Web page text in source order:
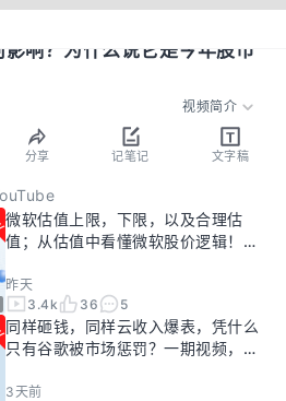
响？为什么说它是今年股市
视频简介
分享 记笔记 文字稿
微软估值上限，下限，以及合理估
值；从估值中看懂微软股价逻辑！
昨天
3.4k
36 5
同样砸钱，同样云收入爆表，凭什么
只有谷歌被市场惩罚？一期视频，告
3天前